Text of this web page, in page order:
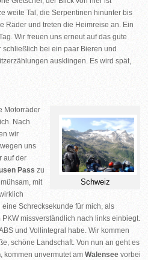
weite Tal, die Serpentinen hinunter bis
Räder und treten die Heimreise an. Ein
Wir freuen uns erneut auf das gute
bei ein paar Bieren und
ausklingen. Es wird spät,
Schweiz
Motorräder
Nach
wir
uns
auf der
Pass zu
mit
Schrecksekunde für mich, als
missverständlich nach links einbiegt.
und Vollintegral habe. Wir kommen
schöne Landschaft. Von nun an geht es
, kommen unvermutet am Walensee vorbei